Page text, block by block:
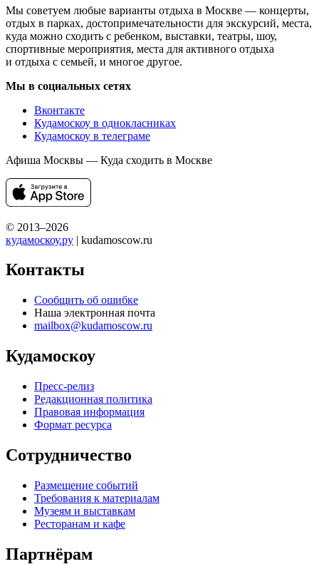
Мы советуем любые варианты отдыха в Москве — концерты,
отдых в парках, достопримечательности для экскурсий, места,
куда можно сходить с ребенком, выставки, театры, шоу,
спортивные мероприятия, места для активного отдыха
и отдыха с семьей, и многое другое.
Мы в социальных сетях
Вконтакте
Кудамоскоу в однокласниках
Кудамоскоу в телеграме
Афиша Москвы — Куда сходить в Москве
© 2013–2026
кудамоскоу.ру | kudamoscow.ru
Контакты
Сообщить об ошибке
Наша электронная почта
mailbox@kudamoscow.ru
Кудамоскоу
Пресс-релиз
Редакционная политика
Правовая информация
Формат ресурса
Сотрудничество
Размещение событий
Требования к материалам
Музеям и выставкам
Ресторанам и кафе
Партнёрам